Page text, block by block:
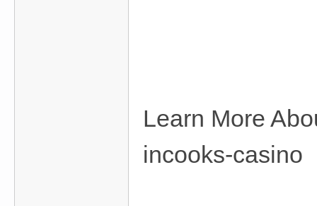
Learn More
incooks-casino